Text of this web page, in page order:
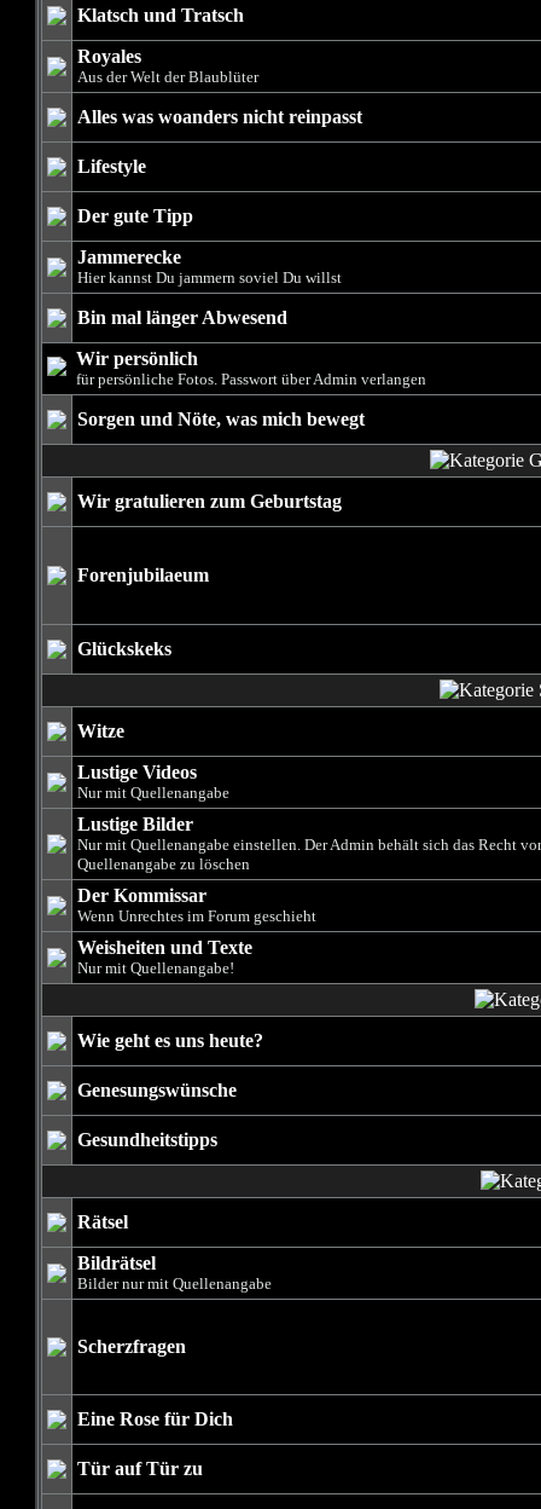
Klatsch und Tratsch
Royales
Aus der Welt der Blaublüter
Alles was woanders nicht reinpasst
Lifestyle
Der gute Tipp
Jammerecke
Hier kannst Du jammern soviel Du willst
Bin mal länger Abwesend
Wir persönlich
für persönliche Fotos. Passwort über Admin verlangen
Sorgen und Nöte, was mich bewegt
Wir gratulieren zum Geburtstag
Forenjubilaeum
Glückskeks
Witze
Lustige Videos
Nur mit Quellenangabe
Lustige Bilder
Nur mit Quellenangabe einstellen. Der Admin behält sich das Recht
Quellenangabe zu löschen
Der Kommissar
Wenn Unrechtes im Forum geschieht
Weisheiten und Texte
Nur mit Quellenangabe!
Wie geht es uns heute?
Genesungswünsche
Gesundheitstipps
Rätsel
Bildrätsel
Bilder nur mit Quellenangabe
Scherzfragen
Eine Rose für Dich
Tür auf Tür zu